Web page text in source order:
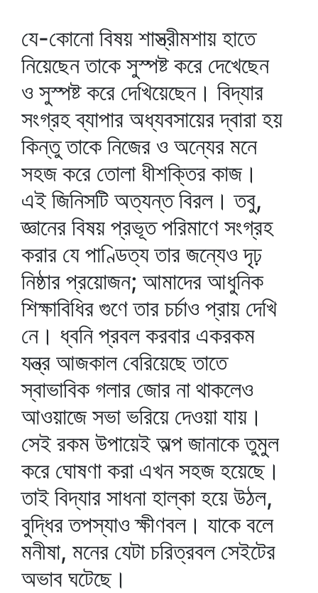
যে-কোনো বিষয় শাস্ত্রীমশায় হাতে
নিয়েছেন তাকে সুস্পষ্ট করে দেখেছেন
ও সুস্পষ্ট করে দেখিয়েছেন। বিদ্যার
সংগ্রহ ব্যাপার অধ্যবসায়ের দ্বারা হয়
কিন্তু তাকে নিজের ও অন্যের মনে
সহজ করে তোলা ধীশক্তির কাজ।
এই জিনিসটি অত্যন্ত বিরল। তবু,
জ্ঞানের বিষয় প্রভূত পরিমাণে সংগ্রহ
করার যে পাণ্ডিত্য তার জন্যেও দৃঢ়
নিষ্ঠার প্রয়োজন; আমাদের আধুনিক
শিক্ষাবিধির গুণে তার চর্চাও প্রায় দেখি
নে। ধ্বনি প্রবল করবার একরকম
যন্ত্র আজকাল বেরিয়েছে তাতে
স্বাভাবিক গলার জোর না থাকলেও
আওয়াজে সভা ভরিয়ে দেওয়া যায়।
সেই রকম উপায়েই অল্প জানাকে তুমুল
করে ঘোষণা করা এখন সহজ হয়েছে।
তাই বিদ্যার সাধনা হাল্কা হয়ে উঠল,
বুদ্ধির তপস্যাও ক্ষীণবল। যাকে বলে
মনীষা, মনের যেটা চরিত্রবল সেইটের
অভাব ঘটেছে।